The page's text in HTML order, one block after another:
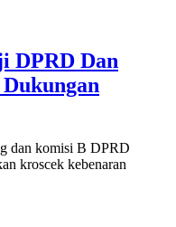
DPRD Dan
dan komisi B DPRD
kroscek kebenaran